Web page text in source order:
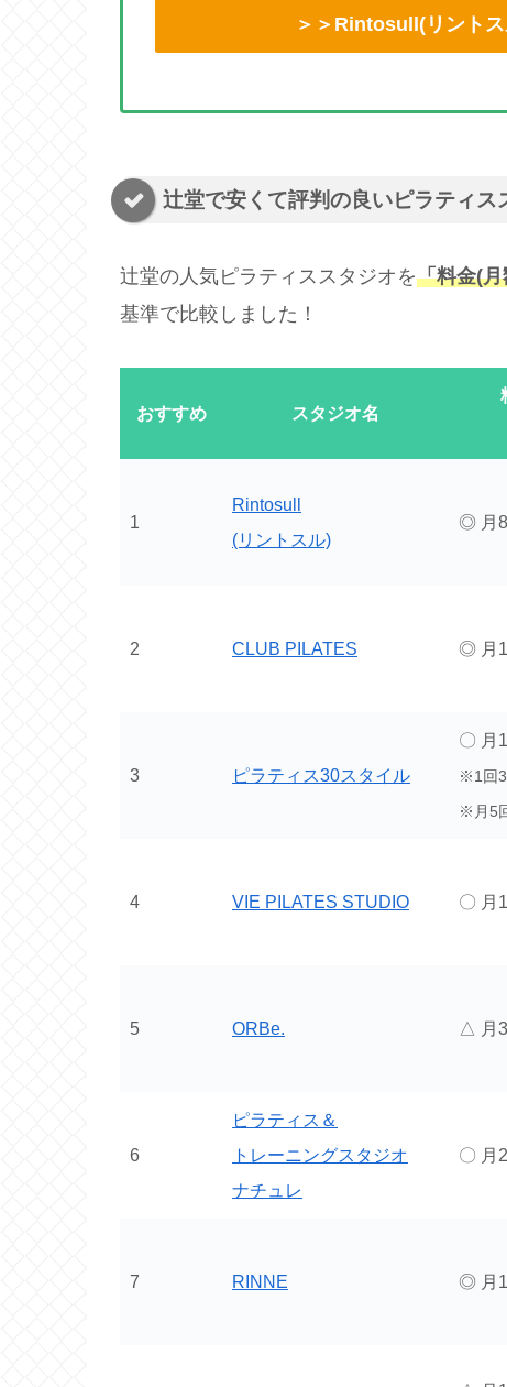
＞＞Rintosull(リント
辻堂で安くて評判の良いピラティ
辻堂の人気ピラティススタジオを「料金(
基準で比較しました！
おすすめ スタジオ名
1
Rintosull
(リントスル)
◎ 月
2 CLUB PILATES ◎ 月
3 ピラティス30スタイル
〇 月
※1回
※月5
4 VIE PILATES STUDIO 〇 月
5 ORBe. △ 月
6
ピラティス＆
トレーニングスタジオ
ナチュレ
〇 月
7 RINNE ◎ 月